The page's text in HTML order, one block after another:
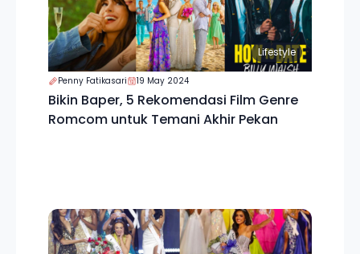
Lifestyle
Penny Fatikasari 19 May 2024
Bikin Baper, 5 Rekomendasi Film Genre
Romcom untuk Temani Akhir Pekan